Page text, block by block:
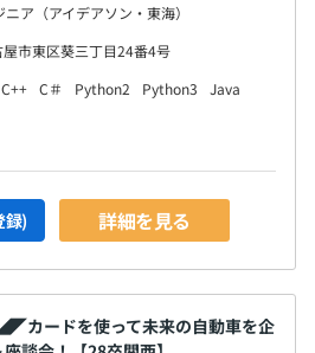
ア（アイデアソン・東海）
屋市東区葵三丁目24番4号
C++ C＃ Python2 Python3
Java
録) 詳細を見る
カードを使って未来の自動車を企